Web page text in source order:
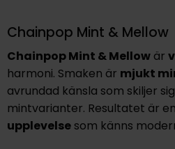
Chainpop Mint & Mellow
Chainpop Mint & Mellowär
harmoni. Smaken är mjukt
avrundad känsla som skiljer
mintvarianter. Resultatet är en
upplevelsesom känns